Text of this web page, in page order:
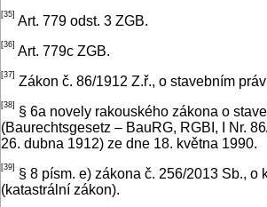
[35] Art. 779 odst. 3 ZGB.
[36] Art. 779c ZGB.
[37] Zákon č. 86/1912 Z.ř., o stavebním
[38]
§ 6a novely rakouského zákona o
(Baurechtsgesetz – BauRG, RGBI, I Nr.
26. dubna 1912) ze dne 18. května 1990.
[39]
§ 8 písm. e) zákona č. 256/2013 Sb., o
(katastrální zákon).